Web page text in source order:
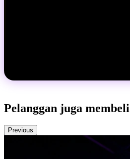
Pelanggan juga membeli
Previous